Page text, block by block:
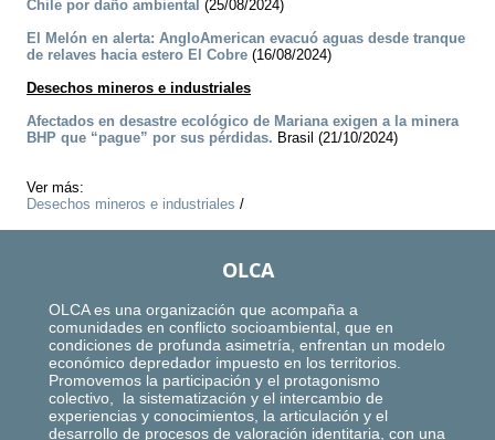
Chile por daño ambiental (25/08/2024)
El Melón en alerta: AngloAmerican evacuó aguas desde tranque
de relaves hacia estero El Cobre (16/08/2024)
Desechos mineros e industriales
Afectados en desastre ecológico de Mariana exigen a la minera
BHP que “pague” por sus pérdidas. Brasil (21/10/2024)
Ver más:
Desechos mineros e industriales /
OLCA
OLCA es una organización que acompaña a
comunidades en conflicto socioambiental, que en
condiciones de profunda asimetría, enfrentan un modelo
económico depredador impuesto en los territorios.
Promovemos la participación y el protagonismo
colectivo, la sistematización y el intercambio de
experiencias y conocimientos, la articulación y el
desarrollo de procesos de valoración identitaria, con una